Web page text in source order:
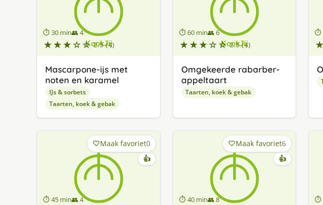
⏱ 30 min👥 4
★★★☆☆ 2.5 (4)
Mascarpone-ijs met
noten en karamel
IJs & sorbets
Taarten, koek & gebak
⏱ 60 min👥 6
★★★☆☆ 2.5 (4)
Omgekeerde rabarber-
appeltaart
Taarten, koek & gebak
⏱
⏱ 45 min👥 4
Maak favoriet0
👍
⏱ 40 min👥 8
Maak favoriet6
👍
⏱